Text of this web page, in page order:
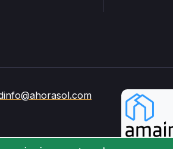
info@ahorasol.com